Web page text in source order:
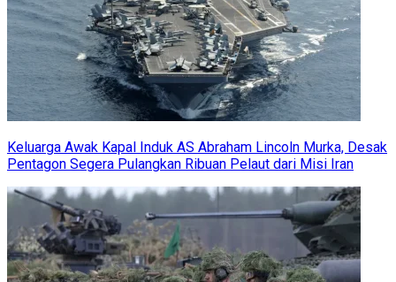
Keluarga Awak Kapal Induk AS Abraham Lincoln Murka, Desak
Pentagon Segera Pulangkan Ribuan Pelaut dari Misi Iran